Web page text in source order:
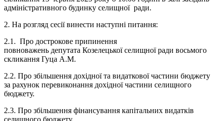
адміністративного будинку селищної ради.
2. На розгляд сесії винести наступні питання:
2.1. Про дострокове припинення
повноважень депутата Козелецької селищної ради восьмого
скликання Гуца А.М.
2.2. Про збільшення дохідної та видаткової частини бюджету
за рахунок перевиконання дохідної частини селищного
бюджету.
2.3. Про збільшення фінансування капітальних видатків
селищного бюджету.